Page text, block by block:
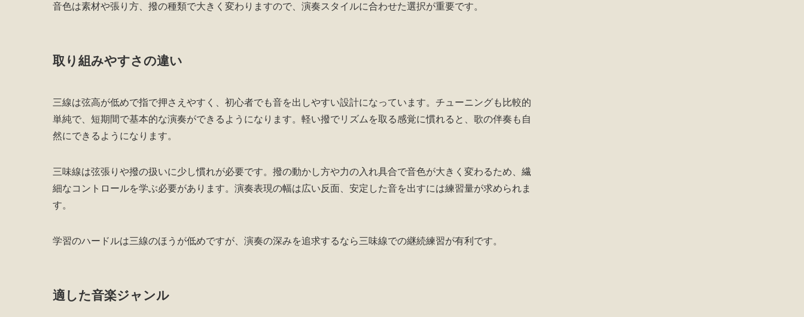
音色は素材や張り方、撥の種類で大きく変わりますので、演奏スタイルに合わせた選択が重要です。
取り組みやすさの違い
三線は弦高が低めで指で押さえやすく、初心者でも音を出しやすい設計になっています。チューニングも比較的
単純で、短期間で基本的な演奏ができるようになります。軽い撥でリズムを取る感覚に慣れると、歌の伴奏も自
然にできるようになります。
三味線は弦張りや撥の扱いに少し慣れが必要です。撥の動かし方や力の入れ具合で音色が大きく変わるため、繊
細なコントロールを学ぶ必要があります。演奏表現の幅は広い反面、安定した音を出すには練習量が求められま
す。
学習のハードルは三線のほうが低めですが、演奏の深みを追求するなら三味線での継続練習が有利です。
適した音楽ジャンル